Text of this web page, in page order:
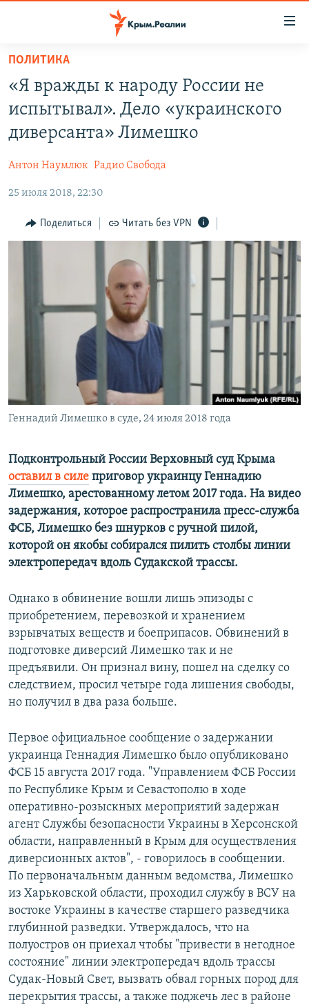
Вернуться
основному
содержанию
главной
навигации
Вернутся
поиску
СПЕЦПРОЕКТЫ
11 ЛЕТ ОККУПАЦИИ КРЫМА. 11 ИСТОРИЙ СОПРОТИВЛЕНИЯ
ЕЩЕ
ИНТЕРАКТИВ
ИНФОГРАФИКА
СОВЕТЫ ПРАВОЗАЩИТНИКОВ
ПРОПАВШИЕ БЕЗ ВЕСТИ
ПОБЕДИТЕЛЕЙ НЕ СУДЯТ?
КРЫМ.НЕПОКОРЕННЫЙ
УКРАИНСКАЯ ПРОБЛЕМА КРЫМА
РАДІО СВОБОДА
КАК ОБОЙТИ БЛОКИРОВКУ
Все сайты RFE/RL
ПОЛИТИКА
«Я вражды к народу России не
испытывал». Дело «украинского
диверсанта» Лимешко
Антон Наумлюк Радио Свобода
25 июля 2018, 22:30
Поделиться Читать без VPN
Геннадий Лимешко в суде, 24 июля 2018 года
Подконтрольный России Верховный суд Крыма
оставил в силе приговор украинцу Геннадию
Лимешко, арестованному летом 2017 года. На видео
задержания, которое распространила пресс-служба
ФСБ, Лимешко без шнурков с ручной пилой,
которой он якобы собирался пилить столбы линии
электропередач вдоль Судакской трассы.
Однако в обвинение вошли лишь эпизоды с
приобретением, перевозкой и хранением
взрывчатых веществ и боеприпасов. Обвинений в
подготовке диверсий Лимешко так и не
предъявили. Он признал вину, пошел на сделку со
следствием, просил четыре года лишения свободы,
но получил в два раза больше.
Первое официальное сообщение о задержании
украинца Геннадия Лимешко было опубликовано
ФСБ 15 августа 2017 года. "Управлением ФСБ России
по Республике Крым и Севастополю в ходе
оперативно-розыскных мероприятий задержан
агент Службы безопасности Украины в Херсонской
области, направленный в Крым для осуществления
диверсионных актов", - говорилось в сообщении.
По первоначальным данным ведомства, Лимешко
из Харьковской области, проходил службу в ВСУ на
востоке Украины в качестве старшего разведчика
глубинной разведки. Утверждалось, что на
полуостров он приехал чтобы "привести в негодное
состояние" линии электропередач вдоль трассы
Судак-Новый Свет, вызвать обвал горных пород для
перекрытия трассы, а также поджечь лес в районе